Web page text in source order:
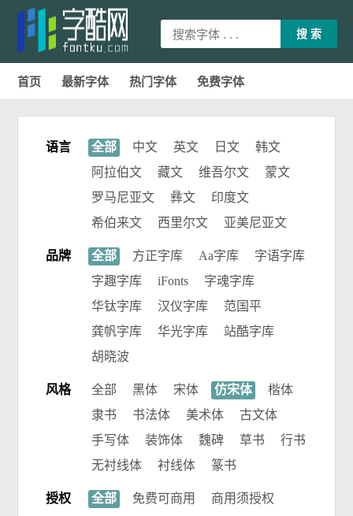
搜 索
首页 最新字体 热门字体 免费字体
购物车 | 登录 | 注册
语言 全部 中文 英文 日文
韩文
阿拉伯文
藏文 维吾尔文
蒙文
罗马尼亚文
彝文
印度文
希伯来文
西里尔文 亚美尼亚文
品牌 全部 方正字库 Aa字库
字语字库
字趣字库
iFonts
字魂字库
华钛字库
汉仪字库
范国平
龚帆字库
华光字库
站酷字库
胡晓波
风格 全部 黑体 宋体 仿宋体
楷体
隶书
书法体 美术体
古文体
手写体
装饰体 魏碑 草书
行书
无衬线体
衬线体 篆书
授权 全部 免费可商用
商用须授权